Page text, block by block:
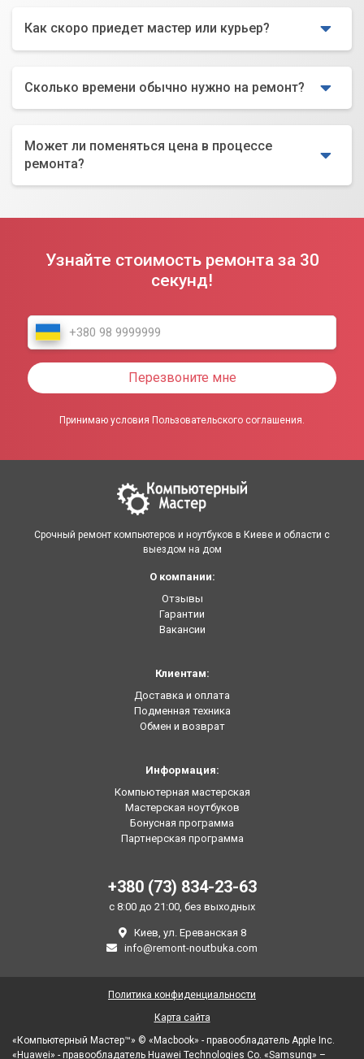
Как скоро приедет мастер или курьер?
Сколько времени обычно нужно на ремонт?
Может ли поменяться цена в процессе
ремонта?
Узнайте стоимость ремонта за 30
секунд!
Перезвоните мне
Принимаю условия Пользовательского соглашения.
Срочный ремонт компьютеров и ноутбуков в Киеве и области с
выездом на дом
О компании:
Отзывы
Гарантии
Вакансии
Клиентам:
Доставка и оплата
Подменная техника
Обмен и возврат
Информация:
Компьютерная мастерская
Мастерская ноутбуков
Бонусная программа
Партнерская программа
+380 (73) 834-23-63
с 8:00 до 21:00, без выходных
Киев, ул. Ереванская 8
info@remont-noutbuka.com
«Компьютерный Мастер™» © «Macbook» - правообладатель Apple Inc.
«Huawei» - правообладатель Huawei Technologies Co. «Samsung» –
Политика конфиденциальности
Карта сайта